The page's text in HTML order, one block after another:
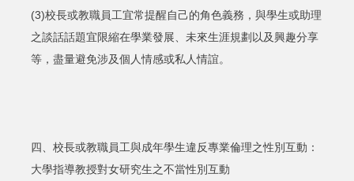
(3)校長或教職員工宜常提醒自己的角色義務，與學生或助理
之談話話題宜限縮在學業發展、未來生涯規劃以及興趣分享
等，盡量避免涉及個人情感或私人情誼。
四、校長或教職員工與成年學生違反專業倫理之性別互動：
大學指導教授對女研究生之不當性別互動